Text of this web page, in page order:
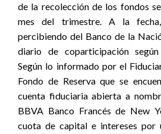
de la recolección de los fondos
mes del trimestre. A la
percibiendo del Banco de la
diario de coparticipación
Según lo informado por el
Fondo de Reserva que se
cuenta fiduciaria abierta a
BBVA Banco Francés de New
cuota de capital e intereses por